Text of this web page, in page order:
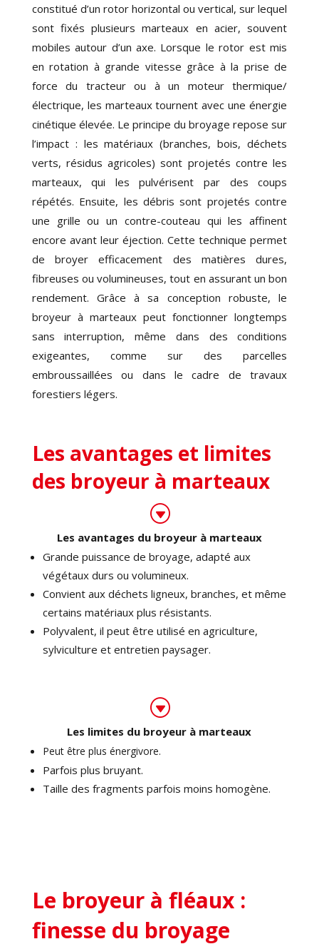
constitué d’un rotor horizontal ou vertical, sur lequel
sont fixés plusieurs marteaux en acier, souvent
mobiles autour d’un axe. Lorsque le rotor est mis
en rotation à grande vitesse grâce à la prise de
force du tracteur ou à un moteur thermique/
électrique, les marteaux tournent avec une énergie
cinétique élevée. Le principe du broyage repose sur
l’impact : les matériaux (branches, bois, déchets
verts, résidus agricoles) sont projetés contre les
marteaux, qui les pulvérisent par des coups
répétés. Ensuite, les débris sont projetés contre
une grille ou un contre-couteau qui les affinent
encore avant leur éjection. Cette technique permet
de broyer efficacement des matières dures,
fibreuses ou volumineuses, tout en assurant un bon
rendement. Grâce à sa conception robuste, le
broyeur à marteaux peut fonctionner longtemps
sans interruption, même dans des conditions
exigeantes, comme sur des parcelles
embroussaillées ou dans le cadre de travaux
forestiers légers.
Les avantages et limites
des broyeur à marteaux
G
Les avantages du broyeur à marteaux
Grande puissance de broyage, adapté aux
végétaux durs ou volumineux.
Convient aux déchets ligneux, branches, et même
certains matériaux plus résistants.
Polyvalent, il peut être utilisé en agriculture,
sylviculture et entretien paysager.
G
Les limites du broyeur à marteaux
Peut être plus énergivore.
Parfois plus bruyant.
Taille des fragments parfois moins homogène.
Le broyeur à fléaux :
finesse du broyage